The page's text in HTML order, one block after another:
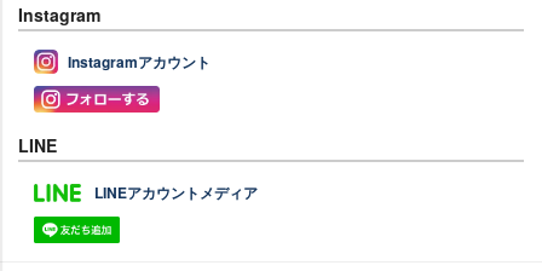
Instagram
Instagramアカウント
LINE
LINEアカウントメディア